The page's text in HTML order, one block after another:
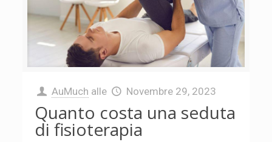
AuMuch alle Novembre 29, 2023
Quanto costa una seduta
di fisioterapia